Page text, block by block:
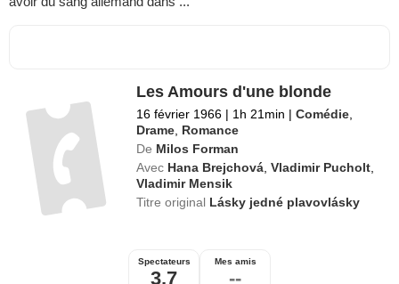
avoir du sang allemand dans ...
Les Amours d'une blonde
16 février 1966 1h 21min Comédie,
Drame, Romance
De Milos Forman
Avec Hana Brejchová,Vladimir Pucholt,
Vladimir Mensik
Titre original Lásky jedné plavovlásky
Spectateurs Mes amis